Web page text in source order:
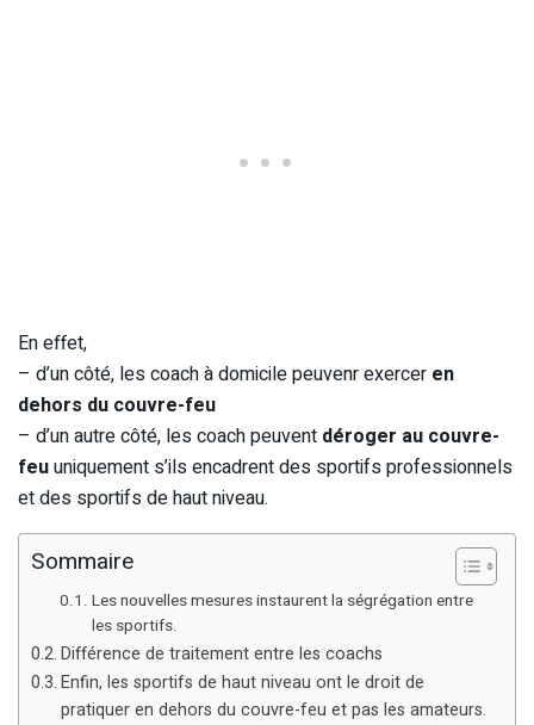
En effet,
– d’un côté, les coach à domicile peuvenr exercer en
dehors du couvre-feu
– d’un autre côté, les coach peuvent déroger au couvre-
feuuniquement s’ils encadrent des sportifs professionnels
et des sportifs de haut niveau.
Sommaire
Les nouvelles mesures instaurent la ségrégation entre
les sportifs.
Différence de traitement entre les coachs
Enfin, les sportifs de haut niveau ont le droit de
pratiquer en dehors du couvre-feu et pas les amateurs.